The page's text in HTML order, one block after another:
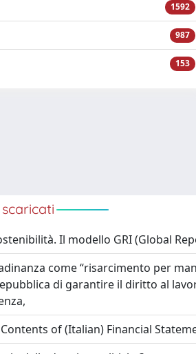
1592
987
153
Il modello GRI (Global
come “risarcimento per
di garantire il diritto al
of (Italian) Financial